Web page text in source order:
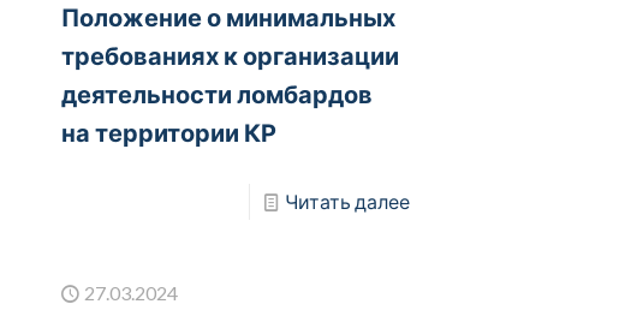
Положение о минимальных
требованиях к организации
деятельности ломбардов
на территории КР
Читать далее
27.03.2024